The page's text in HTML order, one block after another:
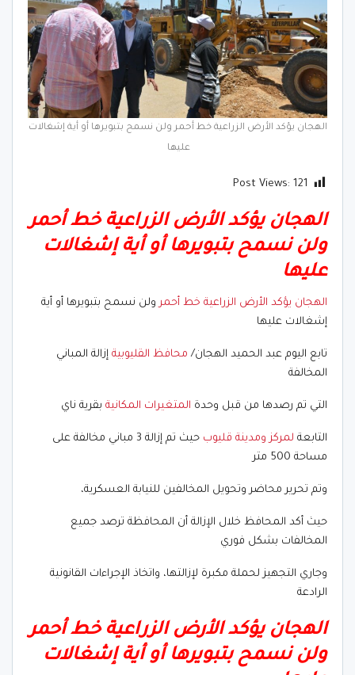
الهجان يؤكد الأرض الزراعية خط أحمر ولن نسمح بتبويرها أو أية إشغالات
عليها
Post Views: 121
الهجان يؤكد الأرض الزراعية خط أحمر
ولن نسمح بتبويرها أو أية إشغالات
عليها
الهجان يؤكد الأرض الزراعية خط أحمرولن نسمح بتبويرها أو أية
إشغالات عليها
تابع اليوم عبد الحميد الهجان/ محافظ القليوبية إزالة المباني
المخالفة
التي تم رصدها من قبل وحدة المتغيرات المكانية بقرية ناي
التابعة لمركز ومدينة قليوب
حيث تم إزالة 3 مباني مخالفة على
مساحة 500 متر
وتم تحرير محاضر وتحويل المخالفين للنيابة العسكرية،
حيث أكد المحافظ خلال الإزالة أن المحافظة ترصد جميع
المخالفات بشكل فوري
وجاري التجهيز لحملة مكبرة لإزالتها، واتخاذ الإجراءات القانونية
الرادعة
الهجان يؤكد الأرض الزراعية خط أحمر
ولن نسمح بتبويرها أو أية إشغالات